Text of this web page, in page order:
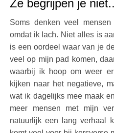
Ze begrijpen je niet..
Soms denken veel
omdat ik lach. Niet alles is
is een oordeel waar van je
veel op mijn pad komen,
waarbij ik hoop om weer
kijken naar het negatieve,
wat ik dagelijks mee maak
meer mensen met mijn
natuurlijk een lang verhaal